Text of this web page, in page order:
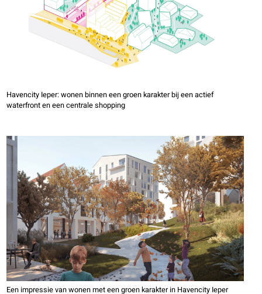
Havencity Ieper: wonen binnen een groen karakter bij een actief
waterfront en een centrale shopping
Een impressie van wonen met een groen karakter in Havencity Ieper